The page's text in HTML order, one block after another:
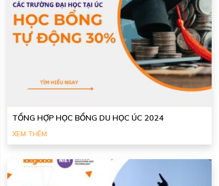
TỔNG HỢP HỌC BỔNG DU HỌC ÚC 2024
XEM THÊM